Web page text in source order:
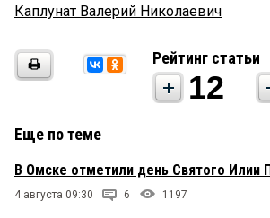
Каплунат Валерий Николаевич
Рейтинг статьи
12
Еще по теме
В Омске отметили день Святого Илии
4 августа 09:30 6 1197